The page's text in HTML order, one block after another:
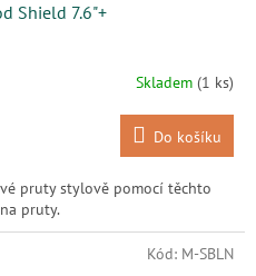
Shield 7.6"+
Skladem (1 ks)
Do košíku
pruty stylově pomocí těchto
pruty.
Kód: M-SBLN